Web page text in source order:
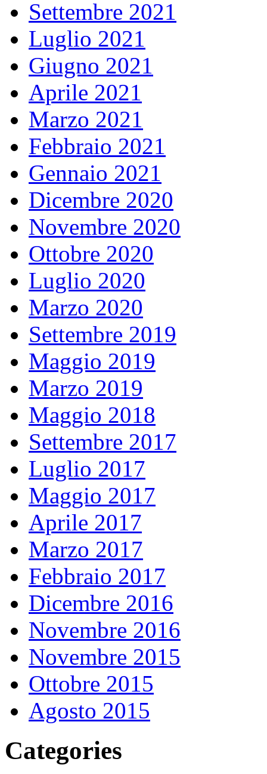
Settembre 2021
Luglio 2021
Giugno 2021
Aprile 2021
Marzo 2021
Febbraio 2021
Gennaio 2021
Dicembre 2020
Novembre 2020
Ottobre 2020
Luglio 2020
Marzo 2020
Settembre 2019
Maggio 2019
Marzo 2019
Maggio 2018
Settembre 2017
Luglio 2017
Maggio 2017
Aprile 2017
Marzo 2017
Febbraio 2017
Dicembre 2016
Novembre 2016
Novembre 2015
Ottobre 2015
Agosto 2015
Categories